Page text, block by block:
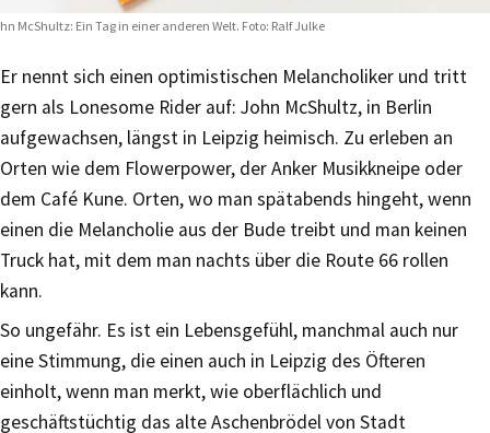
McShultz: Ein Tag in einer anderen Welt. Foto: Ralf Julke
Er nennt sich einen optimistischen Melancholiker und tritt
gern als Lonesome Rider auf: John McShultz, in Berlin
aufgewachsen, längst in Leipzig heimisch. Zu erleben an
Orten wie dem Flowerpower, der Anker Musikkneipe oder
dem Café Kune. Orten, wo man spätabends hingeht, wenn
einen die Melancholie aus der Bude treibt und man keinen
Truck hat, mit dem man nachts über die Route 66 rollen
kann.
So ungefähr. Es ist ein Lebensgefühl, manchmal auch nur
eine Stimmung, die einen auch in Leipzig des Öfteren
einholt, wenn man merkt, wie oberflächlich und
geschäftstüchtig das alte Aschenbrödel von Stadt